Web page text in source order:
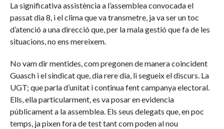
La significativa assistència a l’assemblea convocada el
passat dia 8, i el clima que va transmetre, ja va ser un toc
d’atenció a una direcció que, per la mala gestió que fa de les
situacions, no ens mereixem.
No vam dir mentides, com pregonen de manera coincident
Guasch i el sindicat que, dia rere dia, li segueix el discurs. La
UGT; que parla d’unitat i continua fent campanya electoral.
Ells, ella particularment, es va posar en evidencia
públicament a la assemblea. Els seus delegats que, en poc
temps, ja pixen fora de test tant com poden al nou